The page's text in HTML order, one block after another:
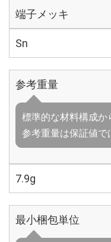
端子メッキ
Sn
参考重量
標準的な材料構成か
参考重量は保証値で
7.9g
最小梱包単位